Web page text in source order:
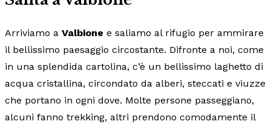
Arriviamo a Valbione e saliamo al rifugio per ammirare
il bellissimo paesaggio circostante. Difronte a noi, come
in una splendida cartolina, c’è un bellissimo laghetto di
acqua cristallina, circondato da alberi, steccati e viuzze
che portano in ogni dove. Molte persone passeggiano,
alcuni fanno trekking, altri prendono comodamente il